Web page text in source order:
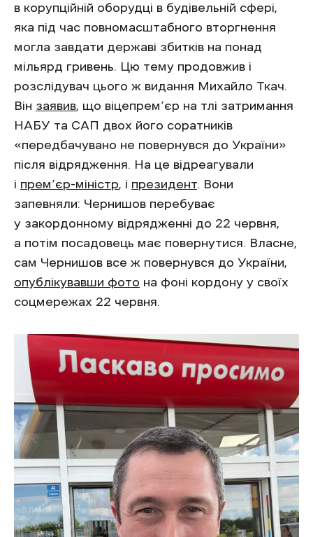
в корупційній оборудці в будівельній сфері,
яка під час повномасштабного вторгнення
могла завдати державі збитків на понад
мільярд гривень. Цю тему продовжив і
розслідувач цього ж видання Михайло Ткач.
Він заявив, що віцепрем’єр на тлі затримання
НАБУ та САП двох його соратників
«передбачувано не повернувся до України»
після відрядження. На це відреагували
і прем’єр-міністр, і президент. Вони
запевняли: Чернишов перебуває
у закордонному відрядженні до 22 червня,
а потім посадовець має повернутися. Власне,
сам Чернишов все ж повернувся до України,
опублікувавши фото на фоні кордону у своїх
соцмережах 22 червня.